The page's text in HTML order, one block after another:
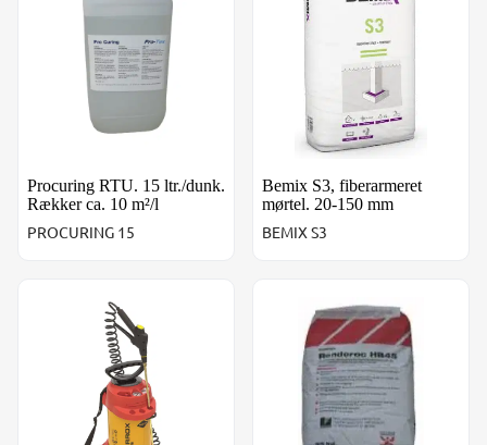
Procuring RTU. 15 ltr./dunk.
Rækker ca. 10 m²/l
PROCURING 15
Bemix S3, fiberarmeret
mørtel. 20-150 mm
BEMIX S3
Mesto højtrykssprøjte 6 liter type ME3565PB
Renderoc HB 45